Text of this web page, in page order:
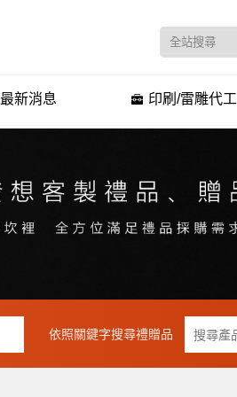
最新消息 印刷/雷雕代工
依照關鍵字搜尋禮贈品